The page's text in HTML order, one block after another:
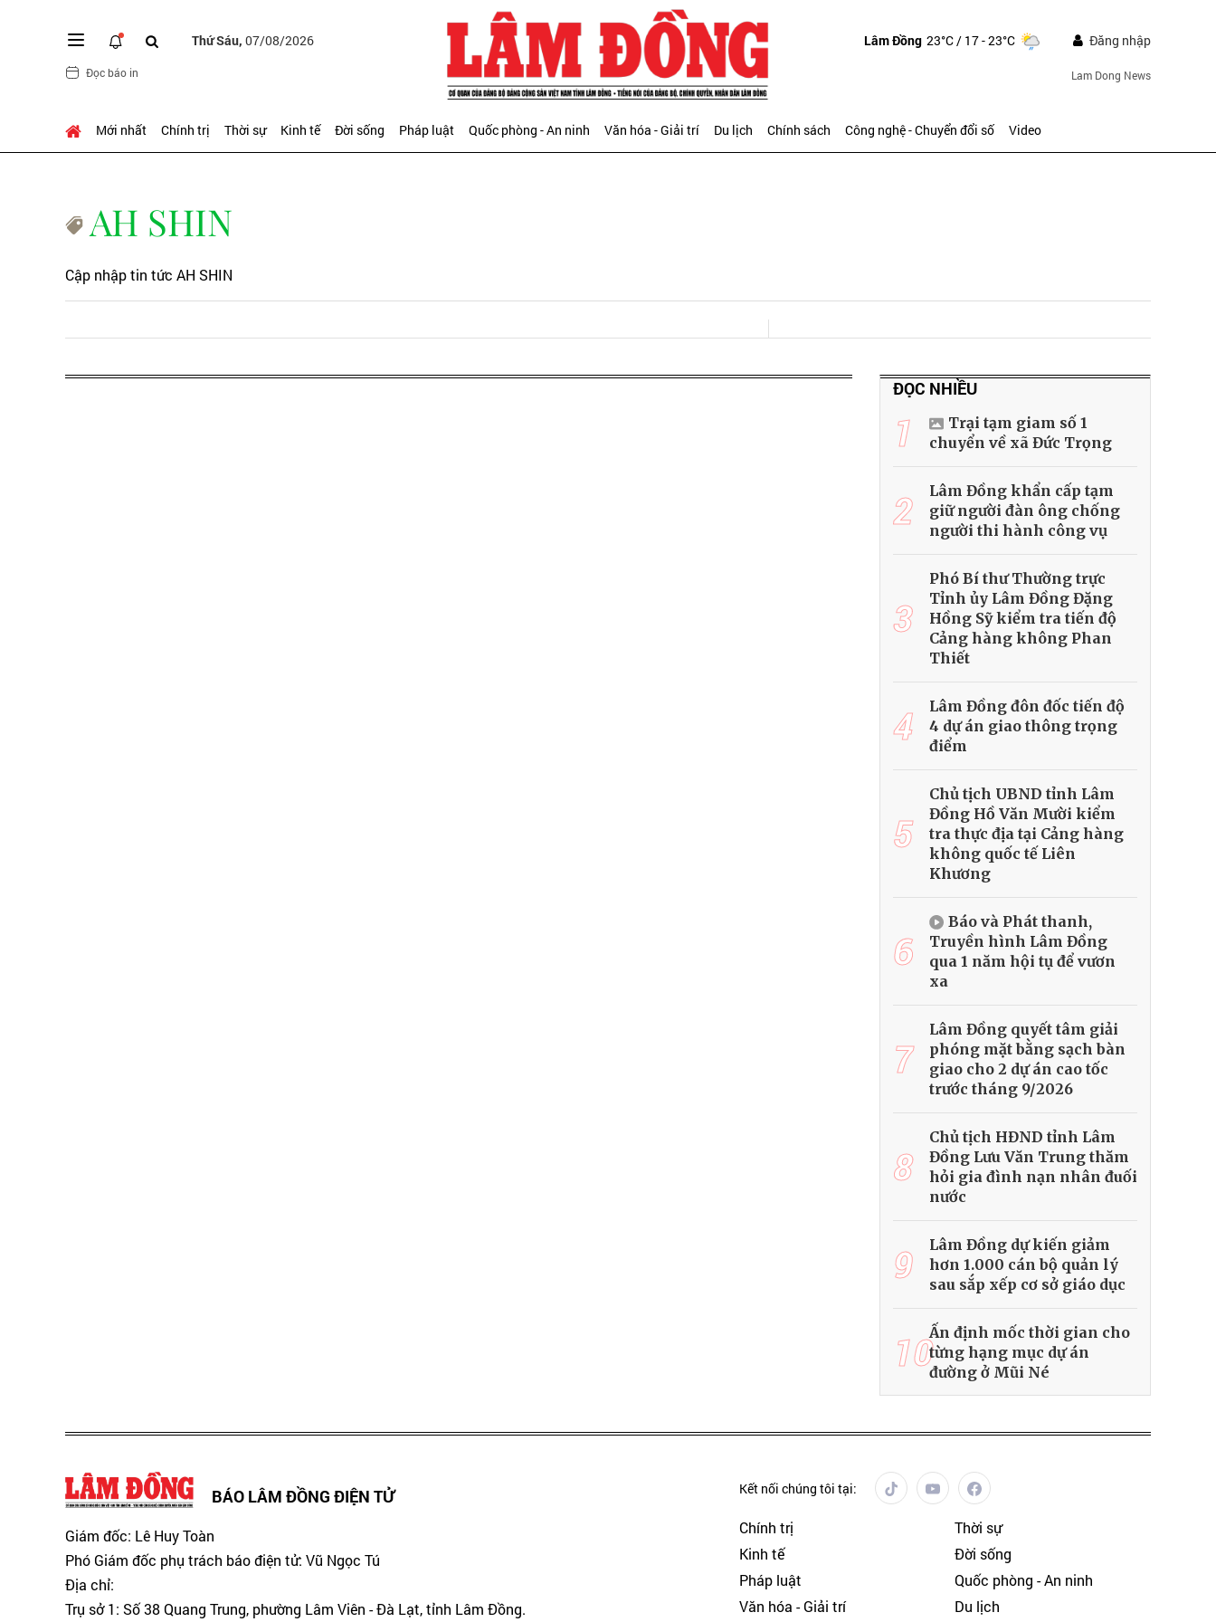
Thứ Sáu, 07/08/2026
Đọc báo in
Lâm Đồng 23°C/ 17 - 23°C Đăng nhập
Lam Dong News
Mới nhất Chính trị Thời sự Kinh tế Đời sống Pháp luật Quốc phòng - An ninh Văn hóa - Giải trí Du lịch Chính sách Công nghệ - Chuyển đổi số Video
AH SHIN
Cập nhập tin tức AH SHIN
ĐỌC NHIỀU
1
Trại tạm giam số 1
chuyển về xã Đức Trọng
2
Lâm Đồng khẩn cấp tạm
giữ người đàn ông chống
người thi hành công vụ
3
Phó Bí thư Thường trực
Tỉnh ủy Lâm Đồng Đặng
Hồng Sỹ kiểm tra tiến độ
Cảng hàng không Phan
Thiết
4
Lâm Đồng đôn đốc tiến độ
4 dự án giao thông trọng
điểm
5
Chủ tịch UBND tỉnh Lâm
Đồng Hồ Văn Mười kiểm
tra thực địa tại Cảng hàng
không quốc tế Liên
Khương
6
Báo và Phát thanh,
Truyền hình Lâm Đồng
qua 1 năm hội tụ để vươn
xa
7
Lâm Đồng quyết tâm giải
phóng mặt bằng sạch bàn
giao cho 2 dự án cao tốc
trước tháng 9/2026
8
Chủ tịch HĐND tỉnh Lâm
Đồng Lưu Văn Trung thăm
hỏi gia đình nạn nhân đuối
nước
9
Lâm Đồng dự kiến giảm
hơn 1.000 cán bộ quản lý
sau sắp xếp cơ sở giáo dục
10Ấn định mốc thời gian cho
từng hạng mục dự án
đường ở Mũi Né
BÁO LÂM ĐỒNG ĐIỆN TỬ
Giám đốc: Lê Huy Toàn
Phó Giám đốc phụ trách báo điện tử: Vũ Ngọc Tú
Địa chỉ:
Trụ sở 1: Số 38 Quang Trung, phường Lâm Viên - Đà Lạt, tỉnh Lâm Đồng.
Kết nối chúng tôi tại:
Chính trị
Thời sự
Kinh tế
Đời sống
Pháp luật
Quốc phòng - An ninh
Văn hóa - Giải trí
Du lịch